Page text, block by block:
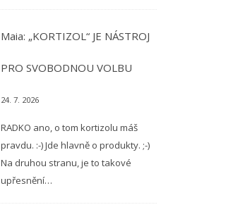
Maia: „KORTIZOL“ JE NÁSTROJ
PRO SVOBODNOU VOLBU
24. 7. 2026
RADKO ano, o tom kortizolu máš
pravdu. :-) Jde hlavně o produkty. ;-)
Na druhou stranu, je to takové
upřesnění…